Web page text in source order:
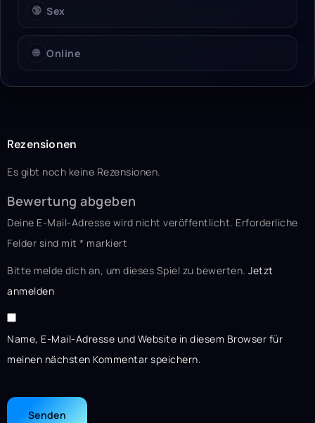
🔞 Sex
🌐 Online
Rezensionen
Es gibt noch keine Rezensionen.
Bewertung abgeben
Deine E-Mail-Adresse wird nicht veröffentlicht. Erforderliche
Felder sind mit * markiert
Bitte melde dich an, um dieses Spiel zu bewerten. Jetzt
anmelden
Name, E-Mail-Adresse und Website in diesem Browser für
meinen nächsten Kommentar speichern.